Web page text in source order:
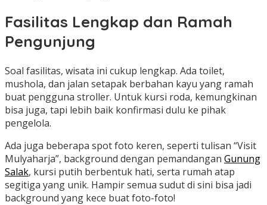
Fasilitas Lengkap dan Ramah
Pengunjung
Soal fasilitas, wisata ini cukup lengkap. Ada toilet,
mushola, dan jalan setapak berbahan kayu yang ramah
buat pengguna stroller. Untuk kursi roda, kemungkinan
bisa juga, tapi lebih baik konfirmasi dulu ke pihak
pengelola.
Ada juga beberapa spot foto keren, seperti tulisan “Visit
Mulyaharja”, background dengan pemandangan Gunung
Salak, kursi putih berbentuk hati, serta rumah atap
segitiga yang unik. Hampir semua sudut di sini bisa jadi
background yang kece buat foto-foto!